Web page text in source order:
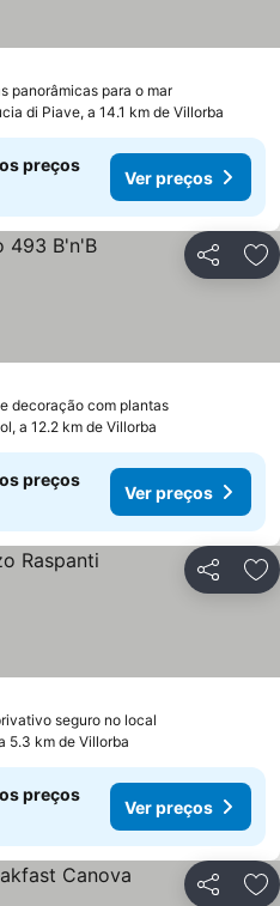
panorâmicas para o marVer preços
di Piave, a 14.1 km de Villorba
preços
Ver preços
Partilhar
decoração com plantasVer preços
a 12.2 km de Villorba
preços
Ver preços
Partilhar
seguro no local
5.3 km de Villorba
preços
Ver preços
Partilhar